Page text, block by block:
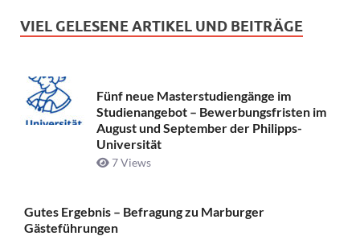
VIEL GELESENE ARTIKEL UND BEITRÄGE
Fünf neue Masterstudiengänge im
Studienangebot – Bewerbungsfristen im
August und September der Philipps-
Universität
7 Views
Gutes Ergebnis – Befragung zu Marburger
Gästeführungen